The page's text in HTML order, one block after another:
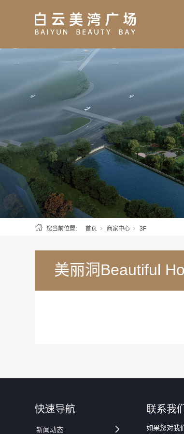
您当前位置: 首页 商家中心 3F
美丽洞Beautiful
快速导航
新闻动态
联系我
如果您对我